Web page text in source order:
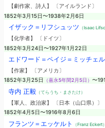
【劇作家、詩人】 〔アイルランド〕
1852年3月15日〜1938年2月6日
イザック＝リフシュッツ （Isaac
【化学者】 〔ドイツ〕
1852年3月24日〜1927年1月22日
エドワード＝ペイジ＝ミッチェル
【作家】 〔アメリカ〕
1852年3月25日
（嘉永5年閏2月5日） 〜
寺内 正毅（てらうち・まさたけ）
【軍人、政治家】 〔日本（山口県）〕
1852年4月5日〜1916年8月6日
フランツ＝エッケルト （Franz Eckert）